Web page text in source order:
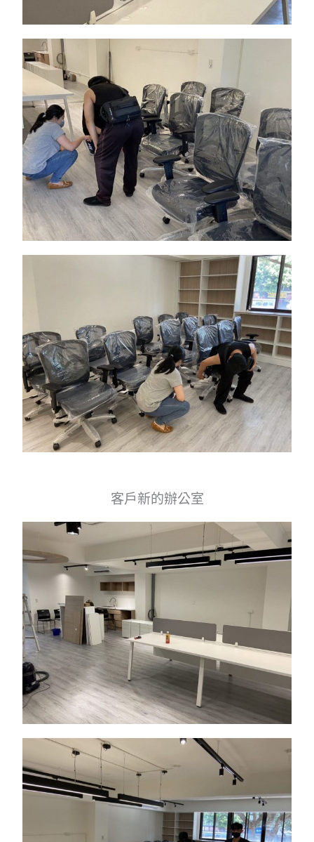
客戶新的辦公室